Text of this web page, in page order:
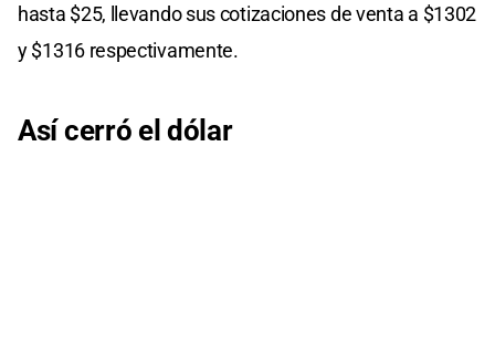
hasta $25, llevando sus cotizaciones de venta a $1302
y $1316 respectivamente.
Así cerró el dólar